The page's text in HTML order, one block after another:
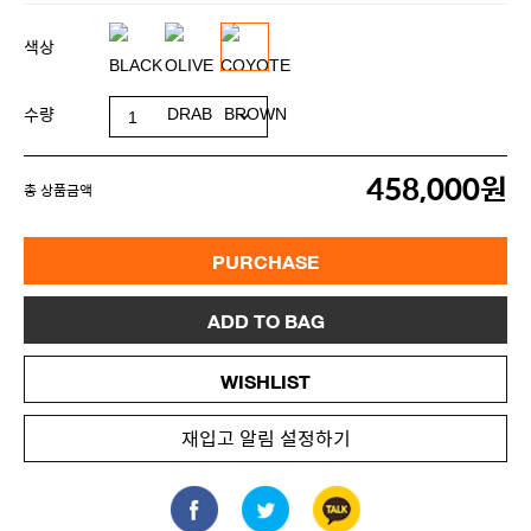
색상
수량
총 상품금액 458,000원
PURCHASE
ADD TO BAG
WISHLIST
재입고 알림 설정하기